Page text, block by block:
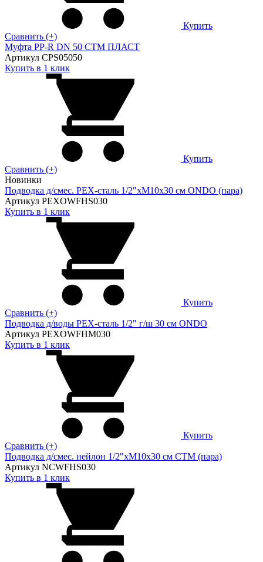
Купить
Сравнить (+)
Муфта PP-R DN 50 СТМ ПЛАСТ
Артикул CPS05050
Купить в 1 клик
Купить
Сравнить (+)
Новинки
Подводка д/смес. PEX-сталь 1/2"xM10x30 см ONDO (пара)
Артикул PEXOWFHS030
Купить в 1 клик
Купить
Сравнить (+)
Подводка д/воды PEX-сталь 1/2" г/ш 30 cм ONDO
Артикул PEXOWFHM030
Купить в 1 клик
Купить
Сравнить (+)
Подводка д/смес. нейлон 1/2"xM10x30 см CTM (пара)
Артикул NCWFHS030
Купить в 1 клик